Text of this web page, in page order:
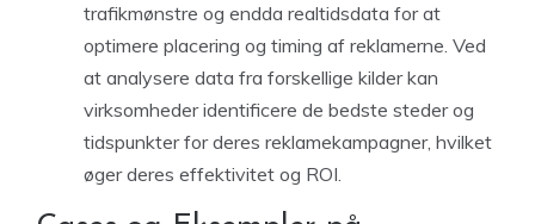
trafikmønstre og endda realtidsdata for at
optimere placering og timing af reklamerne. Ved
at analysere data fra forskellige kilder kan
virksomheder identificere de bedste steder og
tidspunkter for deres reklamekampagner, hvilket
øger deres effektivitet og ROI.